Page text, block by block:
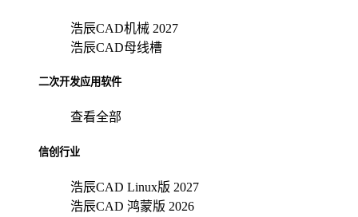
浩辰CAD机械 2027
浩辰CAD母线槽
二次开发应用软件
查看全部
信创行业
浩辰CAD Linux版 2027
浩辰CAD 鸿蒙版 2026